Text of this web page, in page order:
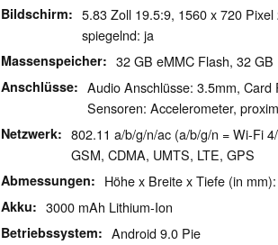
Bildschirm
5.83 Zoll 19.5:9, 1560 x 720
spiegelnd: ja
Massenspeicher 32 GB eMMC Flash, 32 GB
Anschlüsse
Audio Anschlüsse: 3.5mm,
Sensoren: Accelerometer,
Netzwerk
802.11 a/b/g/n/ac (a/b/g/n = Wi-Fi
GSM, CDMA, UMTS, LTE, GPS
Abmessungen Höhe x Breite x Tiefe (in
Akku 3000 mAh Lithium-Ion
Betriebssystem Android 9.0 Pie